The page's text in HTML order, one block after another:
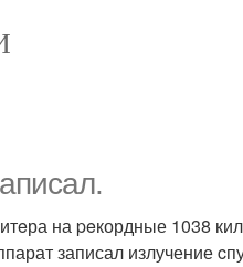
на peкордные 1038
записал излучение